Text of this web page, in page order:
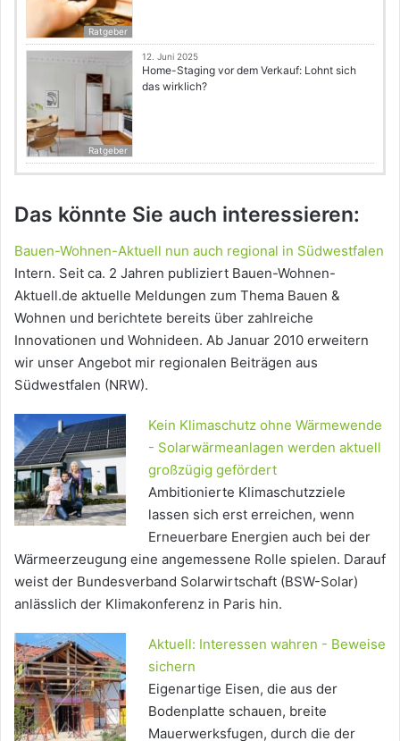
Ratgeber
Ratgeber
12. Juni 2025
Home-Staging vor dem Verkauf: Lohnt sich
das wirklich?
Das könnte Sie auch interessieren:
Bauen-Wohnen-Aktuell nun auch regional in Südwestfalen
Intern. Seit ca. 2 Jahren publiziert Bauen-Wohnen-
Aktuell.de aktuelle Meldungen zum Thema Bauen &
Wohnen und berichtete bereits über zahlreiche
Innovationen und Wohnideen. Ab Januar 2010 erweitern
wir unser Angebot mir regionalen Beiträgen aus
Südwestfalen (NRW).
Kein Klimaschutz ohne Wärmewende
- Solarwärmeanlagen werden aktuell
großzügig gefördert
Ambitionierte Klimaschutzziele
lassen sich erst erreichen, wenn
Erneuerbare Energien auch bei der
Wärmeerzeugung eine angemessene Rolle spielen. Darauf
weist der Bundesverband Solarwirtschaft (BSW-Solar)
anlässlich der Klimakonferenz in Paris hin.
Aktuell: Interessen wahren - Beweise
sichern
Eigenartige Eisen, die aus der
Bodenplatte schauen, breite
Mauerwerksfugen, durch die der